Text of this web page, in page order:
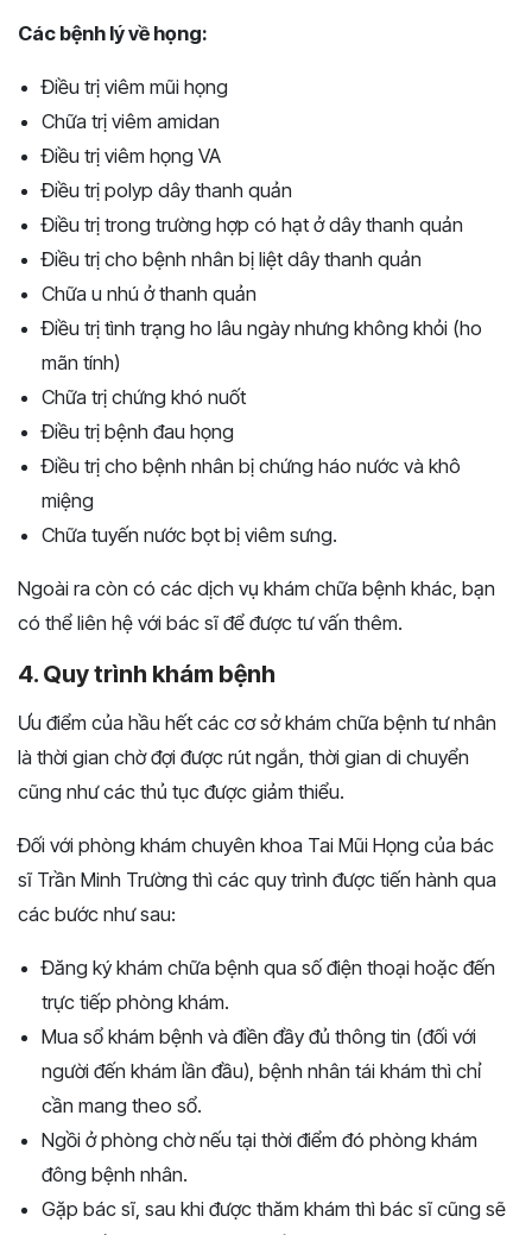
Các bệnh lý về họng:
Điều trị viêm mũi họng
Chữa trị viêm amidan
Điều trị viêm họng VA
Điều trị polyp dây thanh quản
Điều trị trong trường hợp có hạt ở dây thanh quản
Điều trị cho bệnh nhân bị liệt dây thanh quản
Chữa u nhú ở thanh quản
Điều trị tình trạng ho lâu ngày nhưng không khỏi (ho
mãn tính)
Chữa trị chứng khó nuốt
Điều trị bệnh đau họng
Điều trị cho bệnh nhân bị chứng háo nước và khô
miệng
Chữa tuyến nước bọt bị viêm sưng.
Ngoài ra còn có các dịch vụ khám chữa bệnh khác, bạn
có thể liên hệ với bác sĩ để được tư vấn thêm.
4. Quy trình khám bệnh
Ưu điểm của hầu hết các cơ sở khám chữa bệnh tư nhân
là thời gian chờ đợi được rút ngắn, thời gian di chuyển
cũng như các thủ tục được giảm thiểu.
Đối với phòng khám chuyên khoa Tai Mũi Họng của bác
sĩ Trần Minh Trường thì các quy trình được tiến hành qua
các bước như sau:
Đăng ký khám chữa bệnh qua số điện thoại hoặc đến
trực tiếp phòng khám.
Mua sổ khám bệnh và điền đầy đủ thông tin (đối với
người đến khám lần đầu), bệnh nhân tái khám thì chỉ
cần mang theo sổ.
Ngồi ở phòng chờ nếu tại thời điểm đó phòng khám
đông bệnh nhân.
Gặp bác sĩ, sau khi được thăm khám thì bác sĩ cũng sẽ